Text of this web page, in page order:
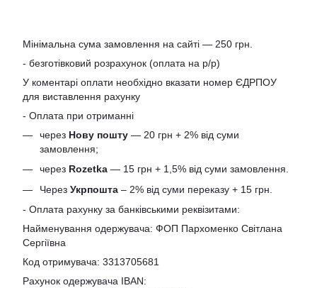
Мінімальна сума замовлення на сайті — 250 грн.
- безготівковий розрахунок (оплата на р/р)
У коментарі оплати необхідно вказати номер ЄДРПОУ
для виставлення рахунку
- Оплата при отриманні
через Нову пошту — 20 грн + 2% від суми
замовлення;
через Rozetka — 15 грн + 1,5% від суми замовлення.
Через Укрпошта – 2% від суми переказу + 15 грн.
- Оплата рахунку за банківськими реквізитами:
Найменування одержувача: ФОП Пархоменко Світлана
Сергіївна
Код отримувача: 3313705681
Рахунок одержувача IBAN: